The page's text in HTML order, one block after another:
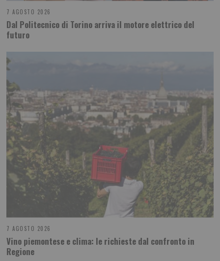
7 AGOSTO 2026
Dal Politecnico di Torino arriva il motore elettrico del
futuro
7 AGOSTO 2026
Vino piemontese e clima: le richieste dal confronto in
Regione